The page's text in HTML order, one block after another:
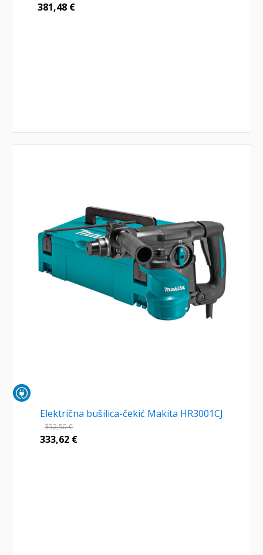
381,48 €
Električna bušilica-čekić Makita HR3001CJ
392,50€
333,62 €